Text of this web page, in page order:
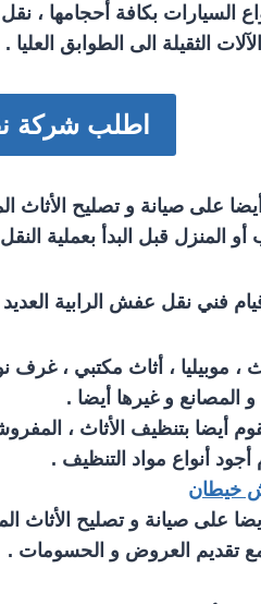
السيارات بكافة أحجامها ، نقل
الثقيلة الى الطوابق العليا .
اطلب شركة نقل
على صيانة و تصليح الأثاث
المنزل قبل البدأ بعملية
فني نقل عفش الرابية
، موبيليا ، أثاث مكتبي ، غرف
و المصانع و غيرها أيضا .
أيضا بتنظيف الأثاث ،
أجود أنواع مواد التنظيف .
خيطان
على صيانة و تصليح الأثاث
مع تقديم العروض و الحسومات .